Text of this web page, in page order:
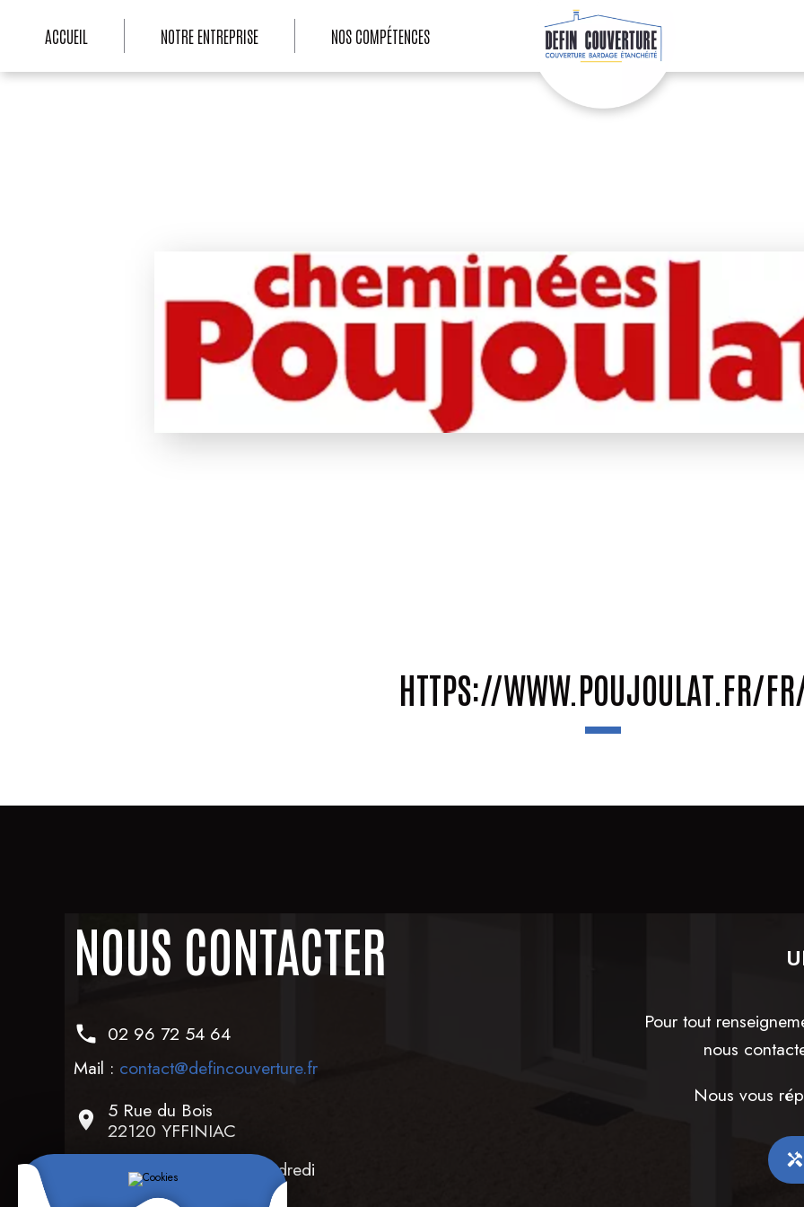
ACCUEIL NOTRE ENTREPRISE NOS COMPÉTENCES
HTTPS://WWW.POUJOULAT.FR/
NOUS CONTACTER
02 96 72 54 64
Mail : contact@defincouverture.fr
5 Rue du Bois
22120 YFFINIAC
Ouvert du lundi au vendredi
08h00-18h00
Pour tout
nous
Nous vous